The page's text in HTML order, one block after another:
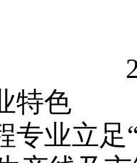
特色
专业立足